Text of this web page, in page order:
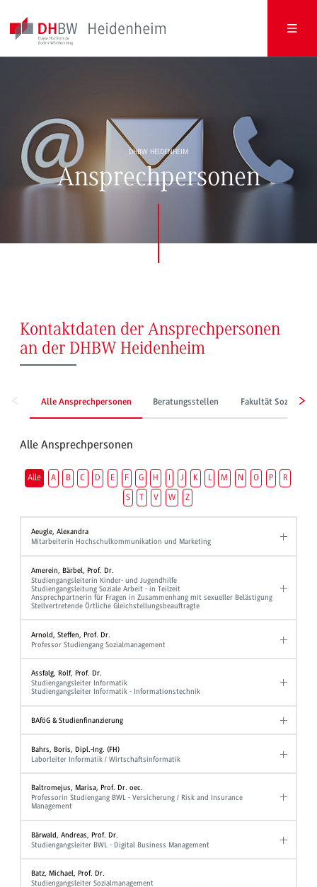
DHBW HEIDENHEIM
Ansprechpersonen
Kontaktdaten der Ansprechpersonen
an der DHBW Heidenheim
Alle Ansprechpersonen Beratungsstellen Fakultät
Alle Ansprechpersonen
Alle A B C D E F G H I J K L M N O P
R
S
T V W Z
Aeugle, Alexandra
Mitarbeiterin Hochschulkommunikation und Marketing
Amerein, Bärbel, Prof. Dr.
Studiengangsleiterin Kinder- und Jugendhilfe
Studiengangsleitung Soziale Arbeit - in Teilzeit
Ansprechpartnerin für Fragen in Zusammenhang mit sexueller Belästigung
Stellvertretende Örtliche Gleichstellungsbeauftragte
Arnold, Steffen, Prof. Dr.
Professor Studiengang Sozialmanagement
Assfalg, Rolf, Prof. Dr.
Studiengangsleiter Informatik
Studiengangsleiter Informatik - Informationstechnik
BAföG & Studienfinanzierung
Bahrs, Boris, Dipl.-Ing. (FH)
Laborleiter Informatik / Wirtschaftsinformatik
Baltromejus, Marisa, Prof. Dr. oec.
Professorin Studiengang BWL - Versicherung / Risk and Insurance
Management
Bärwald, Andreas, Prof. Dr.
Studiengangsleiter BWL - Digital Business Management
Batz, Michael, Prof. Dr.
Studiengangsleiter Sozialmanagement